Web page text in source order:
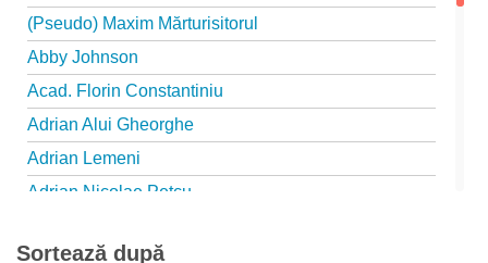
(Pseudo) Maxim Mărturisitorul
Abby Johnson
Acad. Florin Constantiniu
Adrian Alui Gheorghe
Adrian Lemeni
Adrian Nicolae Petcu
Adriana Petrescu
Sortează după